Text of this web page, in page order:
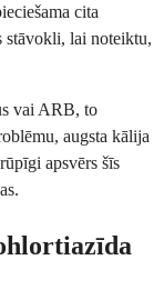
cita
stāvokli, lai noteiktu,
vai ARB, to
augsta kālija
apsvērs šīs